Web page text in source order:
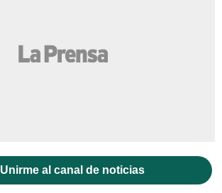
Unirme al canal de noticias